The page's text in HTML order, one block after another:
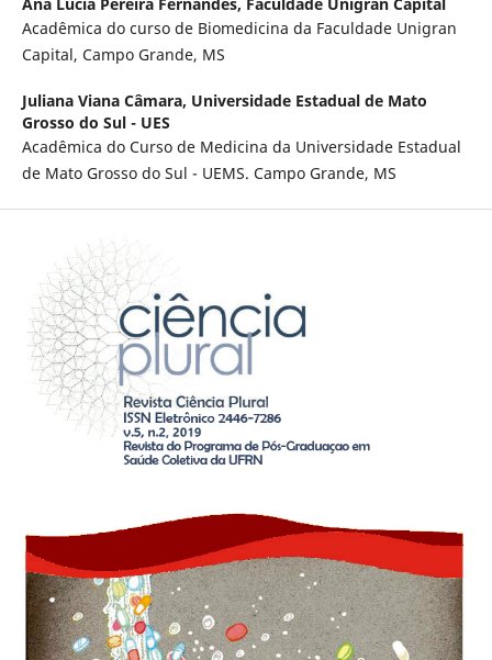
Acadêmica do curso de Biomedicina da Faculdade Unigran
Capital, Campo Grande, MS
Juliana Viana Câmara, Universidade Estadual de Mato
Grosso do Sul - UES
Acadêmica do Curso de Medicina da Universidade Estadual
de Mato Grosso do Sul - UEMS. Campo Grande, MS